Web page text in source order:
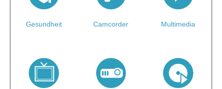
Gesundheit Camcorder Multimedia